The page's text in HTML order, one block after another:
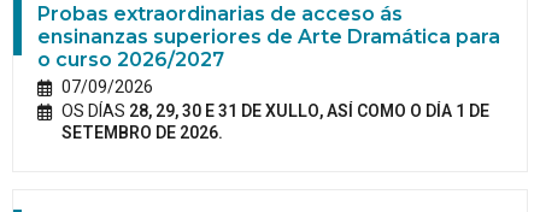
Probas extraordinarias de acceso ás
ensinanzas superiores de Arte Dramática para
o curso 2026/2027
07/09/2026
OS DÍAS 28, 29, 30 E 31 DE XULLO, ASÍ COMO O DÍA 1 DE
SETEMBRO DE 2026.